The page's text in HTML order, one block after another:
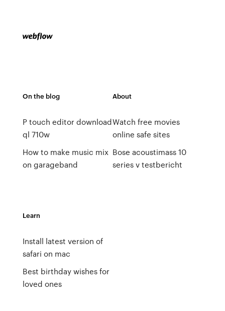
On the blog
P touch editor download
ql 710w
How to make music mix
on garageband
About
Watch free movies
online safe sites
Bose acoustimass 10
series v testbericht
Learn
Install latest version of
safari on mac
Best birthday wishes for
loved ones